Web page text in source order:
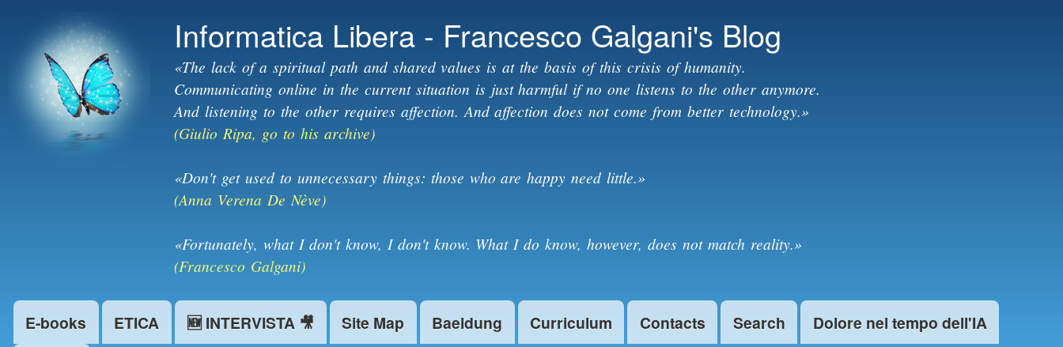
main
content
Informatica Libera - Francesco Galgani's Blog
«The lack of a spiritual path and shared values is at the basis of this crisis of humanity.
Communicating online in the current situation is just harmful if no one listens to the other anymore.
And listening to the other requires affection. And affection does not come from better technology.»
(Giulio Ripa, go to his archive)
«Don't get used to unnecessary things: those who are happy need little.»
(Anna Verena De Nève)
«Fortunately, what I don't know, I don't know. What I do know, however, does not match reality.»
(Francesco Galgani)
Main menu
E-books ETICA 🆕 INTERVISTA 🎥 Site Map Baeldung Curriculum Contacts Search
Dolore nel tempo dell'IA